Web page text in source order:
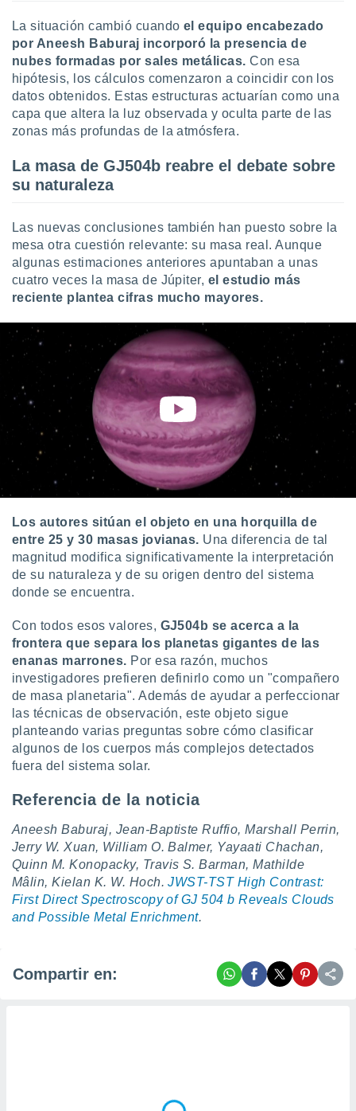
La situación cambió cuando el equipo encabezado
por Aneesh Baburaj incorporó la presencia de
nubes formadas por sales metálicas.Con esa
hipótesis, los cálculos comenzaron a coincidir con los
datos obtenidos. Estas estructuras actuarían como una
capa que altera la luz observada y oculta parte de las
zonas más profundas de la atmósfera.
La masa de GJ504b reabre el debate sobre
su naturaleza
Las nuevas conclusiones también han puesto sobre la
mesa otra cuestión relevante: su masa real. Aunque
algunas estimaciones anteriores apuntaban a unas
cuatro veces la masa de Júpiter, el estudio más
reciente plantea cifras mucho mayores.
Los autores sitúan el objeto en una horquilla de
entre 25 y 30 masas jovianas. Una diferencia de tal
magnitud modifica significativamente la interpretación
de su naturaleza y de su origen dentro del sistema
donde se encuentra.
Con todos esos valores, GJ504b se acerca a la
frontera que separa los planetas gigantes de las
enanas marrones. Por esa razón, muchos
investigadores prefieren definirlo como un "compañero
de masa planetaria". Además de ayudar a perfeccionar
las técnicas de observación, este objeto sigue
planteando varias preguntas sobre cómo clasificar
algunos de los cuerpos más complejos detectados
fuera del sistema solar.
Referencia de la noticia
Aneesh Baburaj, Jean-Baptiste Ruffio, Marshall Perrin,
Jerry W. Xuan, William O. Balmer, Yayaati Chachan,
Quinn M. Konopacky, Travis S. Barman, Mathilde
Mâlin, Kielan K. W. Hoch.JWST-TST High Contrast:
First Direct Spectroscopy of GJ 504 b Reveals Clouds
and Possible Metal Enrichment.
Compartir en: